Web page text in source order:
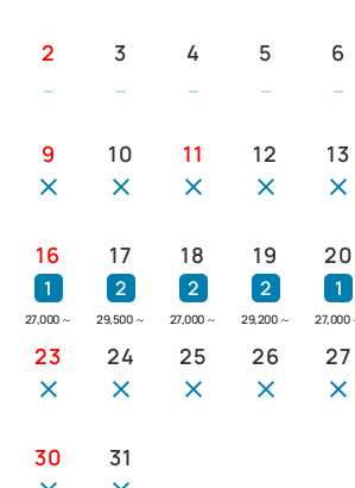
2 3 4 5 6
9 10 11 12 13
16
1
27,000 ～
17
2
29,500 ～
18
2
27,000 ～
19
2
29,200 ～
20
1
27,000
23 24 25 26 27
30 31